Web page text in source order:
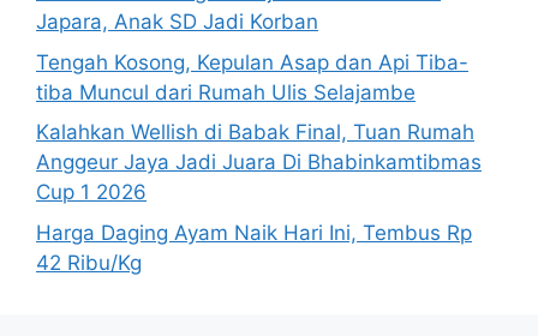
Japara, Anak SD Jadi Korban
Tengah Kosong, Kepulan Asap dan Api Tiba-
tiba Muncul dari Rumah Ulis Selajambe
Kalahkan Wellish di Babak Final, Tuan Rumah
Anggeur Jaya Jadi Juara Di Bhabinkamtibmas
Cup 1 2026
Harga Daging Ayam Naik Hari Ini, Tembus Rp
42 Ribu/Kg